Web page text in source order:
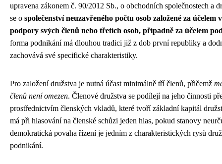
upravena zákonem č. 90/2012 Sb., o obchodních společnostech a
se o společenství neuzavřeného počtu osob založené za účelem
podpory svých členů nebo třetích osob, případně za účelem
forma podnikání má dlouhou tradici již z dob první republiky a
zachovává své specifické charakteristiky.
Pro založení družstva je nutná účast minimálně tří členů, přičemž
členů není omezen. Členové družstva se podílejí na jeho činnosti
prostřednictvím členských vkladů, které tvoří základní kapitál
má při hlasování na členské schůzi jeden hlas, pokud stanovy
demokratická povaha řízení je jedním z charakteristických rysů
podnikání.